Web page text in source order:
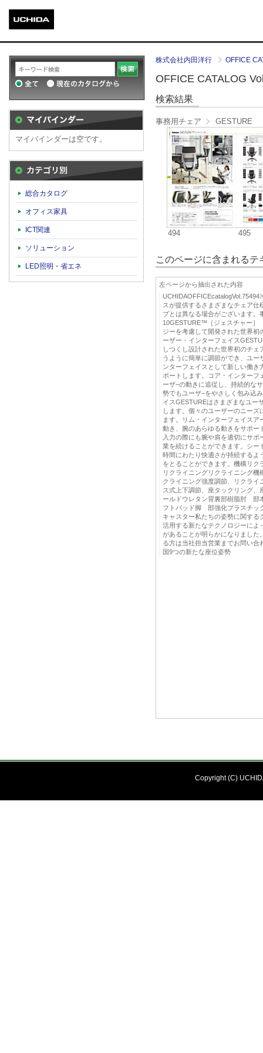
株式会社内田洋行 OFFICE
OFFICE CATALOG
検索結果
事務用チェア GESTURE
494 495
このページに含まれる
左ページから抽出された内容
スが提供するさまざまなチェア
プとは異なる場合がございます。
10GESTURE™［ジェスチャー
ジーを考慮して開発された世界初
ーザー・インターフェイス
しつくし設計された世界初のチ
うように簡単に調節ができ、ユ
ンターフェイスとして新しい働き
ポートします。コア・インターフ
ーザ−の動きに追従し、持続的な
勢でもユーザ−をやさしく包み込
イスGESTUREはさまざまなユー
します。個々のユーザーのニー
ます。リム・インターフェイス
動き、腕のあらゆる動きをサポー
入力の際にも腕や肩を適切にサ
業を続けることができます。シー
時間にわたり快適さが持続するよ
をとることができます。機構リク
リクライニングリクライニング
クライニング強度調節、リクライ
ス式上下調節、座タックリング
ールドウレタン背裏部樹脂肘 部
フトパッド脚 部強化プラスチッ
キャスター私たちの姿勢に関する
活用する新たなテクノロジーによ
があることが明らかになりました
る方は当社担当営業までお問い合
国9つの新たな座位姿勢
マイバインダーは空です。
総合カタログ
オフィス家具
ICT関連
ソリューション
LED照明・省エネ
Copyright (C)